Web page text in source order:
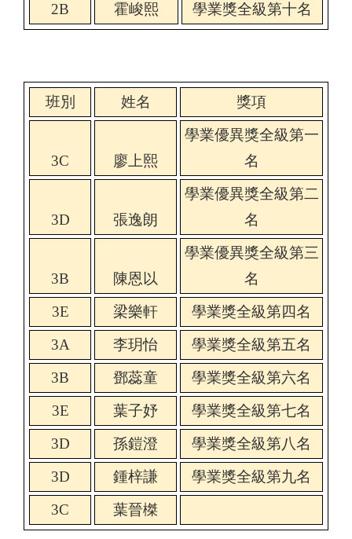
2B
霍峻熙 學業獎全級第十名
班別 姓名 獎項
3C 廖上熙
學業優異獎全級第一
名
3D 張逸朗
學業優異獎全級第二
名
3B 陳恩以
學業優異獎全級第三
名
3E
梁樂軒
學業獎全級第四名
3A
李玥怡
學業獎全級第五名
3B
鄧蕊童
學業獎全級第六名
3E
葉子妤
學業獎全級第七名
3D
孫鎧澄
學業獎全級第八名
3D
鍾梓謙
學業獎全級第九名
3C
葉晉榤